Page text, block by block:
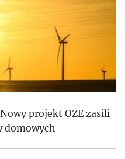
projekt OZE zasili
domowych